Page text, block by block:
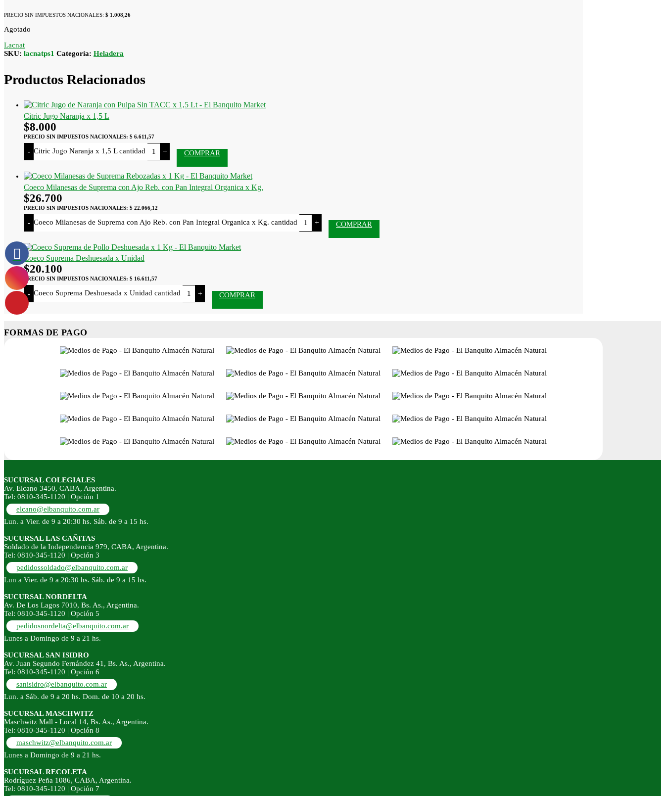
PRECIO SIN IMPUESTOS NACIONALES: $ 1.008,26
Agotado
Lacnat
SKU: lacnatps1 Categoría: Heladera
Productos Relacionados
Citric Jugo Naranja x 1,5 L
$8.000
PRECIO SIN IMPUESTOS NACIONALES: $ 6.611,57
- Citric Jugo Naranja x 1,5 L cantidad + COMPRAR
Coeco Milanesas de Suprema con Ajo Reb. con Pan Integral Organica x Kg.
$26.700
PRECIO SIN IMPUESTOS NACIONALES: $ 22.066,12
- Coeco Milanesas de Suprema con Ajo Reb. con Pan Integral Organica x Kg. cantidad + COMPRAR
Coeco Suprema Deshuesada x Unidad
$20.100
PRECIO SIN IMPUESTOS NACIONALES: $ 16.611,57
- Coeco Suprema Deshuesada x Unidad cantidad + COMPRAR
FORMAS DE PAGO
SUCURSAL COLEGIALES
Av. Elcano 3450, CABA, Argentina.
Tel: 0810-345-1120 | Opción 1
elcano@elbanquito.com.ar
Lun. a Vier. de 9 a 20:30 hs. Sáb. de 9 a 15 hs.
SUCURSAL LAS CAÑITAS
Soldado de la Independencia 979, CABA, Argentina.
Tel: 0810-345-1120 | Opción 3
pedidossoldado@elbanquito.com.ar
Lun a Vier. de 9 a 20:30 hs. Sáb. de 9 a 15 hs.
SUCURSAL NORDELTA
Av. De Los Lagos 7010, Bs. As., Argentina.
Tel: 0810-345-1120 | Opción 5
pedidosnordelta@elbanquito.com.ar
Lunes a Domingo de 9 a 21 hs.
SUCURSAL SAN ISIDRO
Av. Juan Segundo Fernández 41, Bs. As., Argentina.
Tel: 0810-345-1120 | Opción 6
sanisidro@elbanquito.com.ar
Lun. a Sáb. de 9 a 20 hs. Dom. de 10 a 20 hs.
SUCURSAL MASCHWITZ
Maschwitz Mall - Local 14, Bs. As., Argentina.
Tel: 0810-345-1120 | Opción 8
maschwitz@elbanquito.com.ar
Lunes a Domingo de 9 a 21 hs.
SUCURSAL RECOLETA
Rodríguez Peña 1086, CABA, Argentina.
Tel: 0810-345-1120 | Opción 7